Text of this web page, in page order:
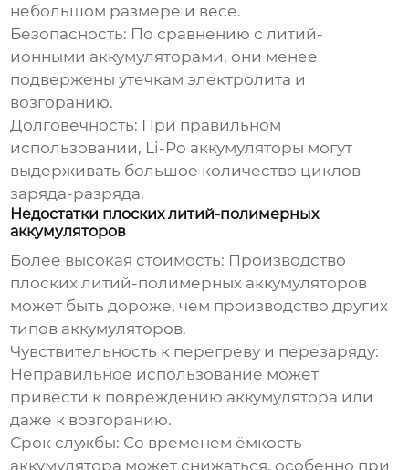
небольшом размере и весе.
Безопасность: По сравнению с литий-
ионными аккумуляторами, они менее
подвержены утечкам электролита и
возгоранию.
Долговечность: При правильном
использовании, Li-Po аккумуляторы могут
выдерживать большое количество циклов
заряда-разряда.
Недостатки плоских литий-полимерных
аккумуляторов
Более высокая стоимость: Производство
плоских литий-полимерных аккумуляторов
может быть дороже, чем производство других
типов аккумуляторов.
Чувствительность к перегреву и перезаряду:
Неправильное использование может
привести к повреждению аккумулятора или
даже к возгоранию.
Срок службы: Со временем ёмкость
аккумулятора может снижаться, особенно при